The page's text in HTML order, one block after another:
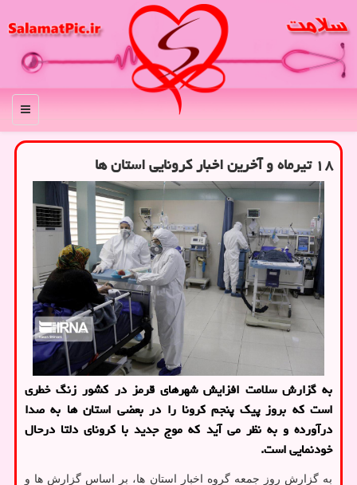
منو
۱۸ تیرماه و آخرین اخبار كرونایی استان ها
به گزارش سلامت افزایش شهرهای قرمز در کشور زنگ خطری
است که بروز پیک پنجم کرونا را در بعضی استان ها به صدا
درآورده و به نظر می آید که موج جدید با کرونای دلتا درحال
خودنمایی است.
به گزارش روز جمعه گروه اخبار استان ها، بر اساس گزارش ها و